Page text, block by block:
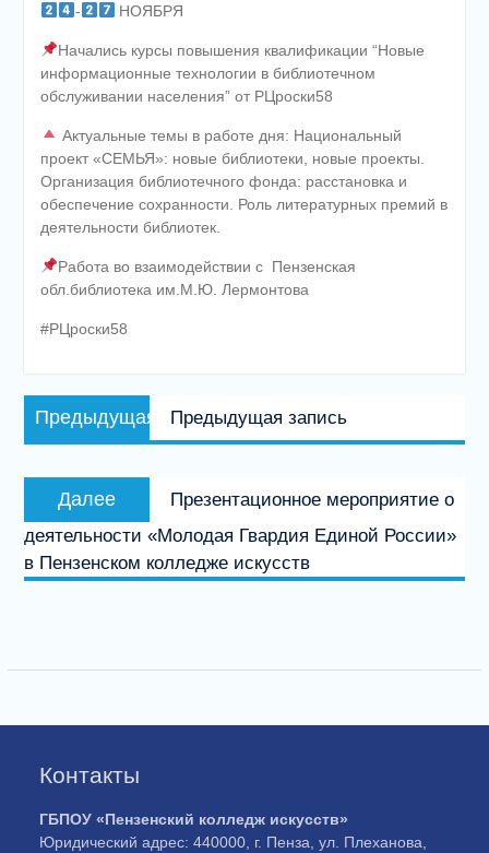
- НОЯБРЯ
Начались курсы повышения квалификации “Новые
информационные технологии в библиотечном
обслуживании населения” от РЦроски58
Актуальные темы в работе дня: Национальный
проект «СЕМЬЯ»: новые библиотеки, новые проекты.
Организация библиотечного фонда: расстановка и
обеспечение сохранности. Роль литературных премий в
деятельности библиотек.
Работа во взаимодействии с Пензенская
обл.библиотека им.М.Ю. Лермонтова
#РЦроски58
Навигация
по
Предыдущая
запись:
Предыдущая запись
Далее
запись:
Презентационное мероприятие о
деятельности «Молодая Гвардия Единой России»
в Пензенском колледже искусств
Контакты
ГБПОУ «Пензенский колледж искусств»
Юридический адрес: 440000, г. Пенза, ул. Плеханова,